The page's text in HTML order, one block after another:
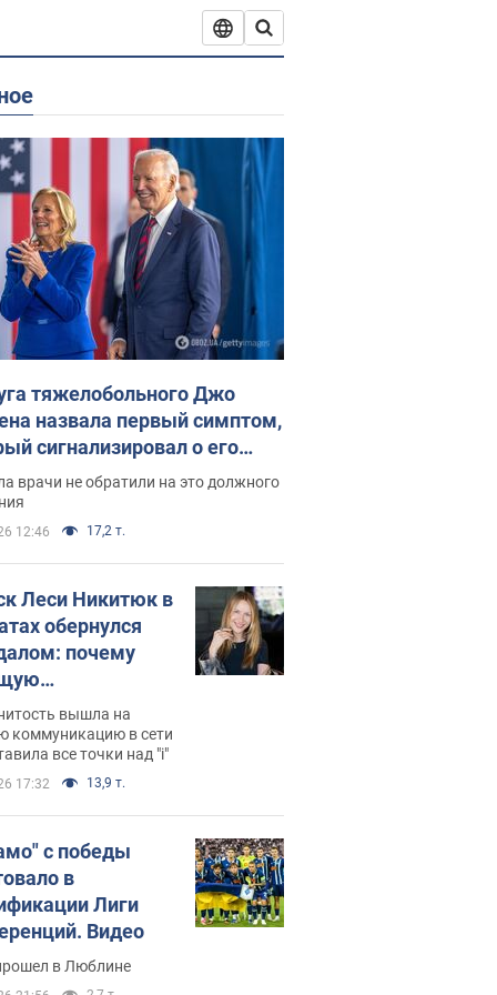
тяжелобольного Джо
назвала первый симптом,
сигнализировал о его
раке
врачи не обратили на это должного
12:46 17,2 т.
Леси Никитюк в
обернулся
почему
вышла на
коммуникацию в сети
все точки над "i"
17:32 13,9 т.
с победы
в
Лиги
Видео
в Люблине